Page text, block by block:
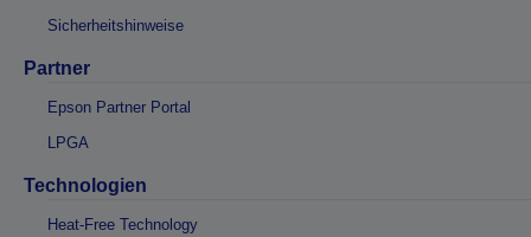
Sicherheitshinweise
Partner
Epson Partner Portal
LPGA
Technologien
Heat-Free Technology